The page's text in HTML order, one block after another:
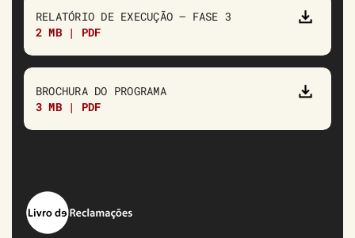
RELATÓRIO DE EXECUÇÃO – FASE 3
2 MB | PDF
BROCHURA DO PROGRAMA
3 MB | PDF